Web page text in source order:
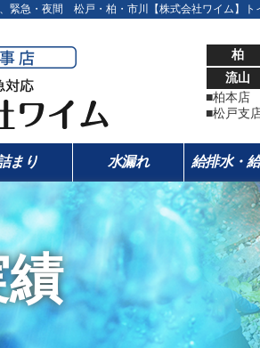
緊急・夜間 松戸・柏・市川【株式会社ワイム】ト
柏
流山
■柏本店
■松戸支
まり 水漏れ 給排水・